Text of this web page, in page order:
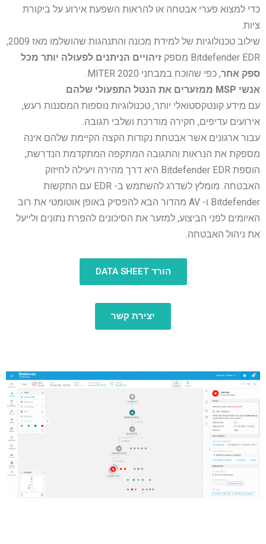
כדי למצוא פערי אבטחה או להראות השפעת אירוע על ביקורת
ציות.
שילוב טכנולוגיות של למידת מכונה והתנהגות שהושלמו מאז 2009,
Bitdefender EDR מספק
זיהויים הניתנים לפעולה יותר מכל
ספק אחר, כפי שהוכח במבחני MITER 2020.
אנשי MSP ממזערים את הנטל התפעולי שלהם
עם מידע קונטקסטואלי יותר, טכנולוגיות נוספות המסננות רעש,
אירועים עדיפים, חקירה מודרכת ושלבי תגובה.
עבור ארגונים אשר אבטחת נקודות הקצה הקיימת שלהם אינה
מספקת את הנראות והתגובה המתקפה המתקדמת הנדרשת,
הוספת Bitdefender EDR היא דרך מהירה ויעילה לחיזוק
האבטחה. מומלץ לשדרג להשתמש ב- EDR עם התקשות
Bitdefender ו- AV מהדור הבא להפסיק באופן אוטומטי את רוב
האיומים לפני הביצוע, למזער את הסיכונים להפרת נתונים ולייעל
את ניהול האבטחה.
הורד DATA SHEET
יצירת קשר